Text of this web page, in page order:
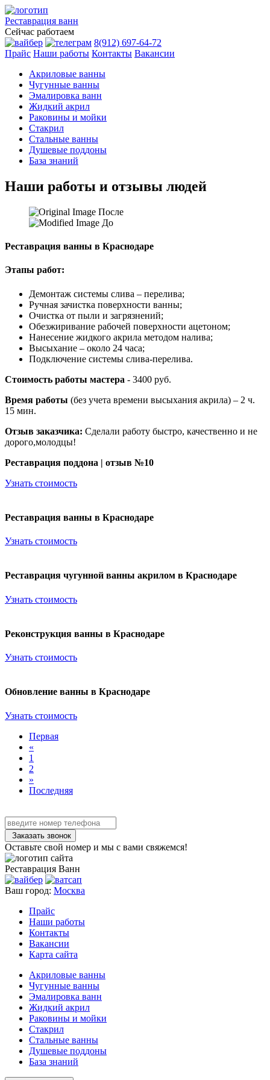
Реставрация ванн
Сейчас работаем
8(912) 697-64-72
Прайс Наши работы Контакты Вакансии
Акриловые ванны
Чугунные ванны
Эмалировка ванн
Жидкий акрил
Раковины и мойки
Стакрил
Стальные ванны
Душевые поддоны
База знаний
Наши работы и отзывы людей
После
До
Реставрация ванны в Краснодаре
Этапы работ:
Демонтаж системы слива – перелива;
Ручная зачистка поверхности ванны;
Очистка от пыли и загрязнений;
Обезжиривание рабочей поверхности ацетоном;
Нанесение жидкого акрила методом налива;
Высыхание – около 24 часа;
Подключение системы слива-перелива.
Стоимость работы мастера - 3400 руб.
Время работы (без учета времени высыхания акрила) – 2 ч.
15 мин.
Отзыв заказчика: Сделали работу быстро, качественно и не
дорого,молодцы!
Реставрация поддона | отзыв №10
Узнать стоимость
Реставрация ванны в Краснодаре
Узнать стоимость
Реставрация чугунной ванны акрилом в Краснодаре
Узнать стоимость
Реконструкция ванны в Краснодаре
Узнать стоимость
Обновление ванны в Краснодаре
Узнать стоимость
Первая
«
1
2
»
Последняя
Заказать звонок
Оставьте свой номер и мы с вами свяжемся!
Реставрация Ванн
Ваш город: Москва
Прайс
Наши работы
Контакты
Вакансии
Карта сайта
Акриловые ванны
Чугунные ванны
Эмалировка ванн
Жидкий акрил
Раковины и мойки
Стакрил
Стальные ванны
Душевые поддоны
База знаний